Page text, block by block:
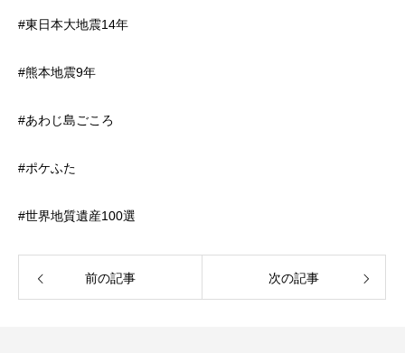
#東日本大地震14年
#熊本地震9年
#あわじ島ごころ
#ポケふた
#世界地質遺産100選
前の記事 次の記事